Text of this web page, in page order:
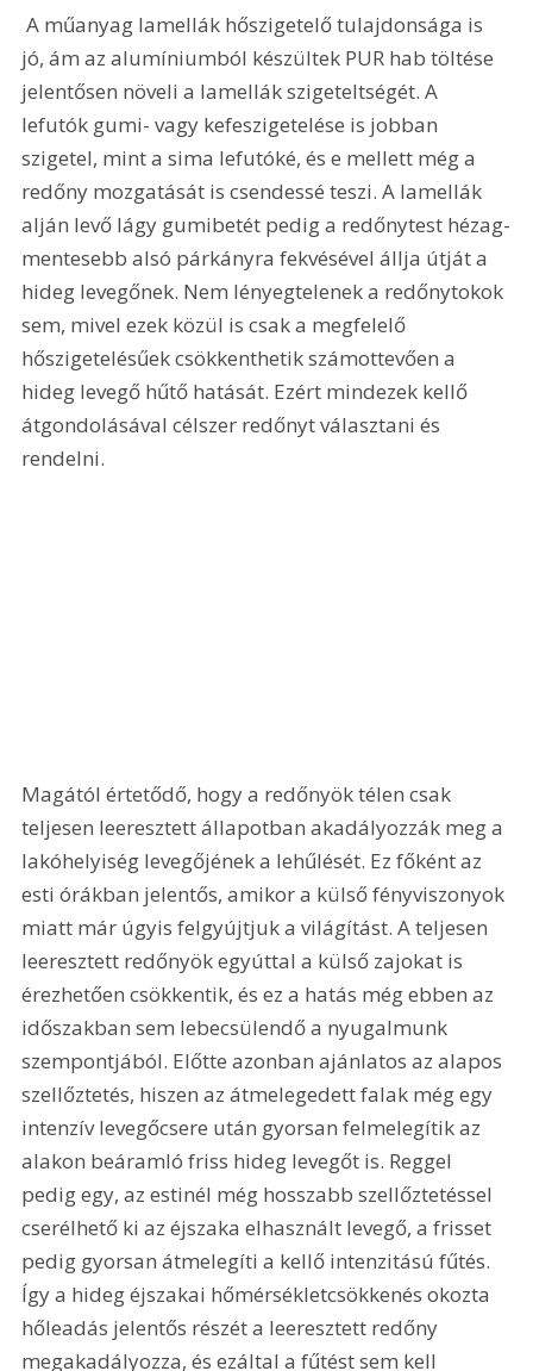
A műanyag lamellák hőszigetelő tulajdonsága is
jó, ám az alumíniumból készültek PUR hab töltése
jelentősen növeli a lamellák szigeteltségét. A
lefutók gumi- vagy kefeszigetelése is jobban
szigetel, mint a sima lefutóké, és e mellett még a
redőny mozgatását is csendessé teszi. A lamellák
alján levő lágy gumibetét pedig a redőnytest hézag-
mentesebb alsó párkányra fekvésével állja útját a
hideg levegőnek. Nem lényegtelenek a redőnytokok
sem, mivel ezek közül is csak a megfelelő
hőszigetelésűek csökkenthetik számottevően a
hideg levegő hűtő hatását. Ezért mindezek kellő
átgondolásával célszer redőnyt választani és
rendelni.
Magától értetődő, hogy a redőnyök télen csak
teljesen leeresztett állapotban akadályozzák meg a
lakóhelyiség levegőjének a lehűlését. Ez főként az
esti órákban jelentős, amikor a külső fényviszonyok
miatt már úgyis felgyújtjuk a világítást. A teljesen
leeresztett redőnyök egyúttal a külső zajokat is
érezhetően csökkentik, és ez a hatás még ebben az
időszakban sem lebecsülendő a nyugalmunk
szempontjából. Előtte azonban ajánlatos az alapos
szellőztetés, hiszen az átmelegedett falak még egy
intenzív levegőcsere után gyorsan felmelegítik az
alakon beáramló friss hideg levegőt is. Reggel
pedig egy, az estinél még hosszabb szellőztetéssel
cserélhető ki az éjszaka elhasznált levegő, a frisset
pedig gyorsan átmelegíti a kellő intenzitású fűtés.
Így a hideg éjszakai hőmérsékletcsökkenés okozta
hőleadás jelentős részét a leeresztett redőny
megakadályozza, és ezáltal a fűtést sem kell